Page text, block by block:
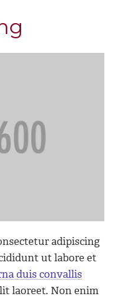
adipiscing
ut labore et
duis convallis
laoreet. Non enim